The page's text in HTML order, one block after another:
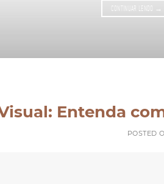
CONTINUAR LENDO →
Entenda
POSTED